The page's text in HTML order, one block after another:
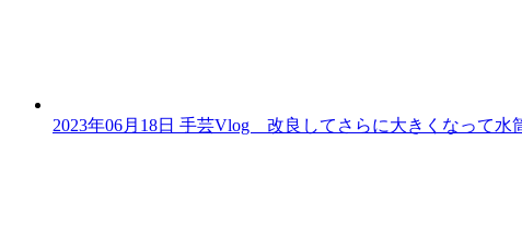
2023年06月18日 手芸Vlog 改良してさらに大きくなって水